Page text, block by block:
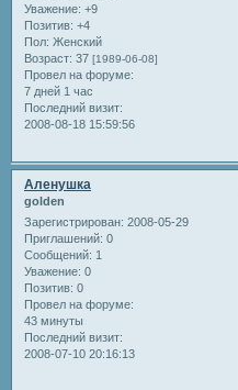
Уважение: +9
Позитив: +4
Пол: Женский
Возраст: 37 [1989-06-08]
Провел на форуме:
7 дней 1 час
Последний визит:
2008-08-18 15:59:56
Аленушка
golden
Зарегистрирован: 2008-05-29
Приглашений: 0
Сообщений: 1
Уважение: 0
Позитив: 0
Провел на форуме:
43 минуты
Последний визит:
2008-07-10 20:16:13